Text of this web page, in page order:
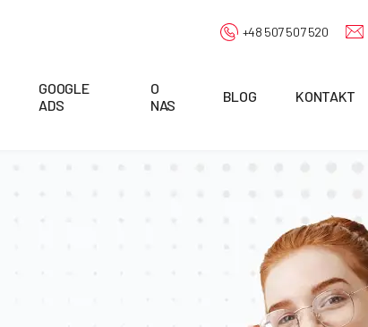
+48 507 507 520
GOOGLE
ADS
O
NAS
BLOG KONTAKT